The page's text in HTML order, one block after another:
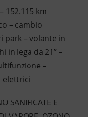
152.115 km
– cambio
park – volante in
in lega da 21” –
–
elettrici
SANIFICATE E